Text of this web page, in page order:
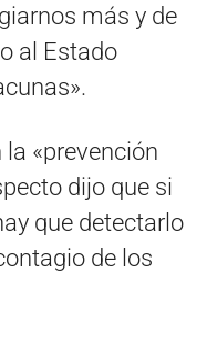
más y de
al Estado
«prevención
dijo que si
que detectarlo
de los